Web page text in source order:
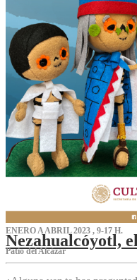
ENERO A ABRIL 2023 , 9-17 H.
Nezahualcóyotl,
Patio del Alcázar